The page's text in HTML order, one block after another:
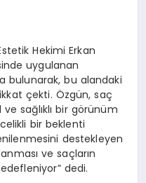
Hekimi Erkan
uygulanan
bulunarak, bu alandaki
çekti. Özgün, saç
sağlıklı bir görünüm
bir beklenti
destekleyen
ve saçların
dedi.